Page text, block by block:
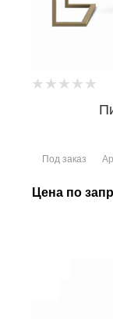
Под заказ
Цена по